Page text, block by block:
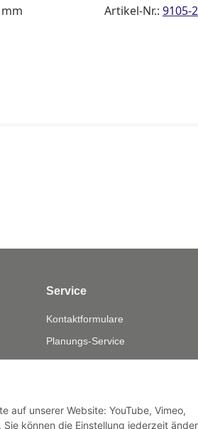
Artikel-Nr.: 9105-
Service
Kontaktformulare
Planungs-Service
Montage-Service
Retouren-Service
auf unserer Website: YouTube, Vimeo,
können die Einstellung jederzeit